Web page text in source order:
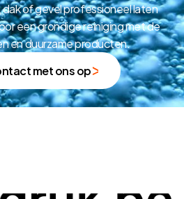
dak of gevel professioneel laten
een grondige reiniging met de
en duurzame producten.
met ons op